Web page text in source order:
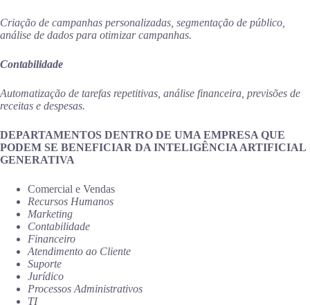
Criação de campanhas personalizadas, segmentação de público,
análise de dados para otimizar campanhas.
Contabilidade
Automatização de tarefas repetitivas, análise financeira, previsões de
receitas e despesas.
DEPARTAMENTOS DENTRO DE UMA EMPRESA QUE
PODEM SE BENEFICIAR DA INTELIGÊNCIA ARTIFICIAL
GENERATIVA
Comercial e Vendas
Recursos Humanos
Marketing
Contabilidade
Financeiro
Atendimento ao Cliente
Suporte
Jurídico
Processos Administrativos
TI